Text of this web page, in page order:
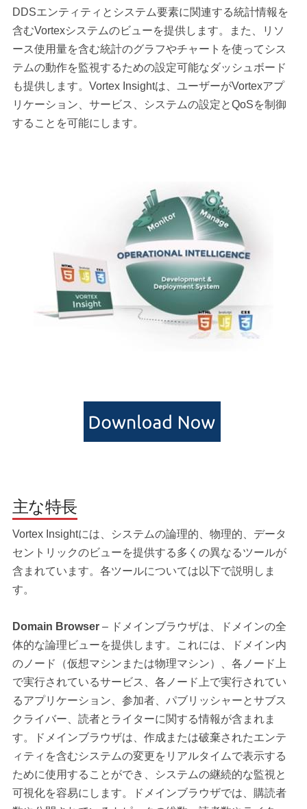
DDSエンティティとシステム要素に関連する統計情報を
含むVortexシステムのビューを提供します。また、リソ
ース使用量を含む統計のグラフやチャートを使ってシス
テムの動作を監視するための設定可能なダッシュボード
も提供します。Vortex Insightは、ユーザーがVortexアプ
リケーション、サービス、システムの設定とQoSを制御
することを可能にします。
主な特長
Vortex Insightには、システムの論理的、物理的、データ
セントリックのビューを提供する多くの異なるツールが
含まれています。各ツールについては以下で説明しま
す。
Domain Browser– ドメインブラウザは、ドメインの全
体的な論理ビューを提供します。これには、ドメイン内
のノード（仮想マシンまたは物理マシン）、各ノード上
で実行されているサービス、各ノード上で実行されてい
るアプリケーション、参加者、パブリッシャーとサブス
クライバー、読者とライターに関する情報が含まれま
す。ドメインブラウザは、作成または破棄されたエンテ
ィティを含むシステムの変更をリアルタイムで表示する
ために使用することができ、システムの継続的な監視と
可視化を容易にします。ドメインブラウザでは、購読者